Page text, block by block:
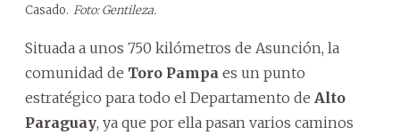
Casado. Foto: Gentileza.
Situada a unos 750 kilómetros de Asunción, la
comunidad de Toro Pampa es un punto
estratégico para todo el Departamento de Alto
Paraguay, ya que por ella pasan varios caminos